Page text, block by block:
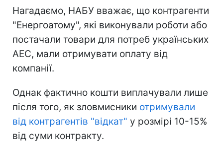
Нагадаємо, НАБУ вважає, що контрагенти
"Енергоатому", які виконували роботи або
постачали товари для потреб українських
АЕС, мали отримувати оплату від
компанії.
Однак фактично кошти виплачували лише
після того, як зловмисники отримували
від контрагентів "відкат" у розмірі 10-15%
від суми контракту.